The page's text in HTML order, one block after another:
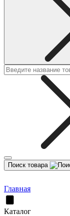
Поиск товара
Главная
Каталог